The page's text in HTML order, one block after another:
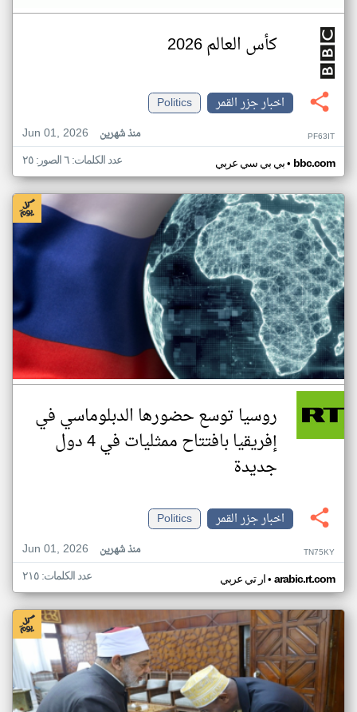
كأس العالم 2026
اخبار جزر القمر
Politics
Jun 01, 2026
منذ شهرين PF63IT
بي بي سي عربي• bbc.com عدد الكلمات: ٦ الصور: ٢٥
روسيا توسع حضورها الدبلوماسي في
إفريقيا بافتتاح ممثليات في 4 دول
جديدة
اخبار جزر القمر
Politics
Jun 01, 2026
منذ شهرين TN75KY
ار تي عربي• arabic.rt.com عدد الكلمات: ٢١٥